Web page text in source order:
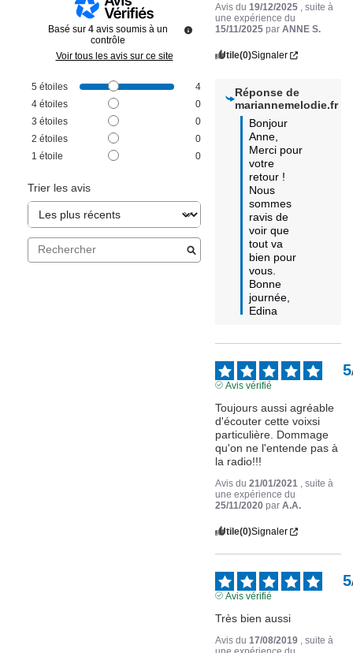
Basé sur 4 avis soumis à un
contrôle
Voir tous les avis sur ce site
5 étoiles
4
4 étoiles
0
3 étoiles
0
2 étoiles
0
1 étoile 0
Trier les avis
Avis du19/12/2025 , suite à
une expérience du
15/11/2025 parANNE S.
Utile(0)Signaler
Réponse de
mariannemelodie.fr
Bonjour
Anne,
Merci pour
votre
retour !
Nous
sommes
ravis de
voir que
tout va
bien pour
vous.
Bonne
journée,
Edina
5
Avis vérifié
Toujours aussi agréable
d'écouter cette voixsi
particulière. Dommage
qu'on ne l'entende pas à
la radio!!!
Avis du21/01/2021 , suite à
une expérience du
25/11/2020 parA.A.
Utile(0)Signaler
5
Avis vérifié
Très bien aussi
Avis du17/08/2019 , suite à